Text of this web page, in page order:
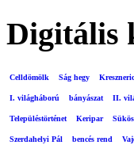
Digitális
Celldömölk Ság hegy
I. világháború bányászat II.
Településtörténet Keripar
Szerdahelyi Pál bencés rend